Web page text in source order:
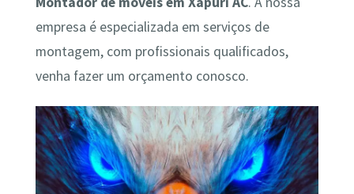
empresa é especializada em serviços de
montagem, com profissionais qualificados,
venha fazer um orçamento conosco.